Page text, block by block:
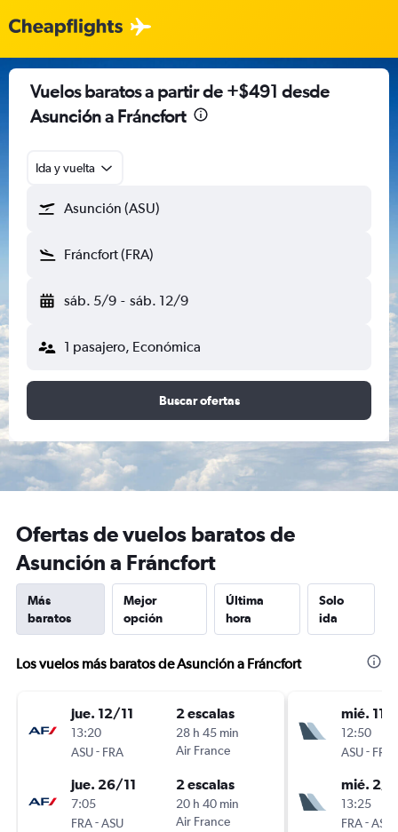
Vuelos baratos a partir de +$491 desde
Asunción a Fráncfort
Ida y vuelta
Asunción (ASU)
Fráncfort (FRA)
sáb. 5/9 - sáb. 12/9
1 pasajero, Económica
Buscar ofertas
Ofertas de vuelos baratos de
Asunción a Fráncfort
Más
baratos
Mejor
opción
Última
hora
Solo
ida
Los vuelos más baratos de Asunción a Fráncfort
jue. 12/11
13:20
ASU- FRA
2 escalas
28 h 45 min
Air France
jue. 26/11
7:05
FRA-ASU
2 escalas
20 h 40 min
Air France
mié. 11/
12:50
ASU- FRA
mié. 2/
13:25
FRA-ASU